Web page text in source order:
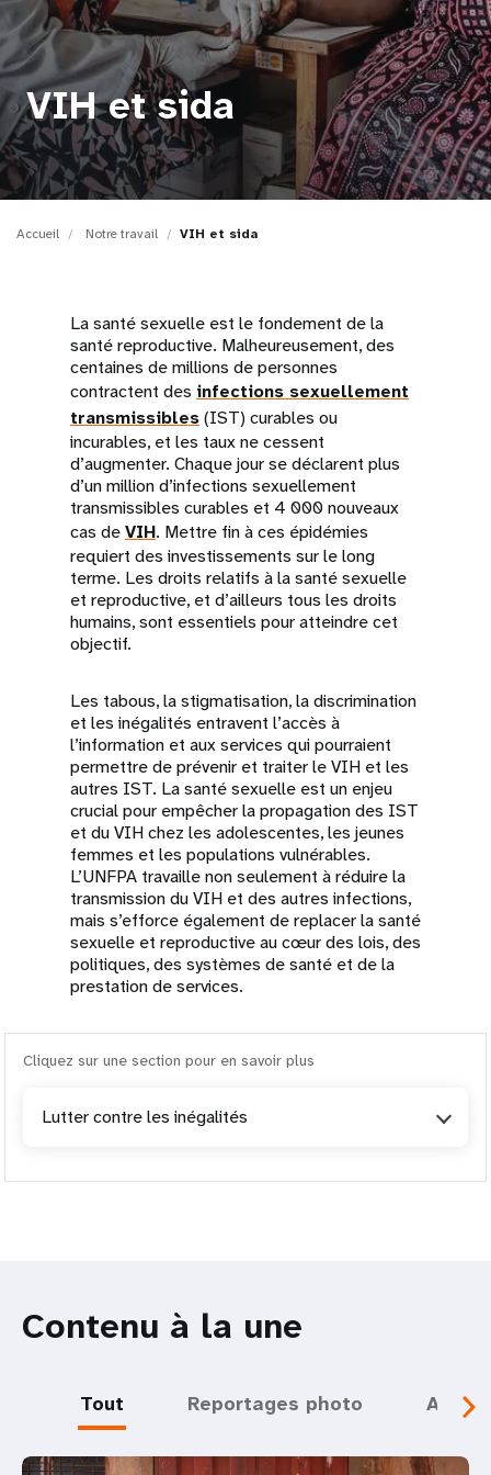
t
i
o
n
VIH et sida
Accueil Notre travail VIH et sida
La santé sexuelle est le fondement de la
santé reproductive. Malheureusement, des
centaines de millions de personnes
contractent des infections sexuellement
transmissibles(IST) curables ou
incurables, et les taux ne cessent
d’augmenter. Chaque jour se déclarent plus
d’un million d’infections sexuellement
transmissibles curables et 4 000 nouveaux
cas deVIH. Mettre fin à ces épidémies
requiert des investissements sur le long
terme. Les droits relatifs à la santé sexuelle
et reproductive, et d’ailleurs tous les droits
humains, sont essentiels pour atteindre cet
objectif.
Les tabous, la stigmatisation, la discrimination
et les inégalités entravent l’accès à
l’information et aux services qui pourraient
permettre de prévenir et traiter le VIH et les
autres IST. La santé sexuelle est un enjeu
crucial pour empêcher la propagation des IST
et du VIH chez les adolescentes, les jeunes
femmes et les populations vulnérables.
L’UNFPA travaille non seulement à réduire la
transmission du VIH et des autres infections,
mais s’efforce également de replacer la santé
sexuelle et reproductive au cœur des lois, des
politiques, des systèmes de santé et de la
prestation de services.
Cliquez sur une section pour en savoir plus
Lutter contre les inégalités
Contenu à la une
Tout Reportages photo